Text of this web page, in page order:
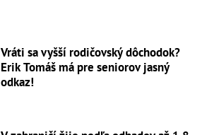
Vráti sa vyšší rodičovský dôchodok?
Erik Tomáš má pre seniorov jasný
odkaz!